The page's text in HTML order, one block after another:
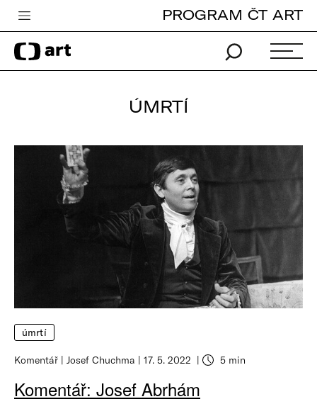
Česká televize
Zpravodajství
TV program
PROGRAM ČT ART
ÚMRTÍ
úmrtí
Komentář Josef Chuchma 17. 5. 2022 5 min
Komentář: Josef Abrhám